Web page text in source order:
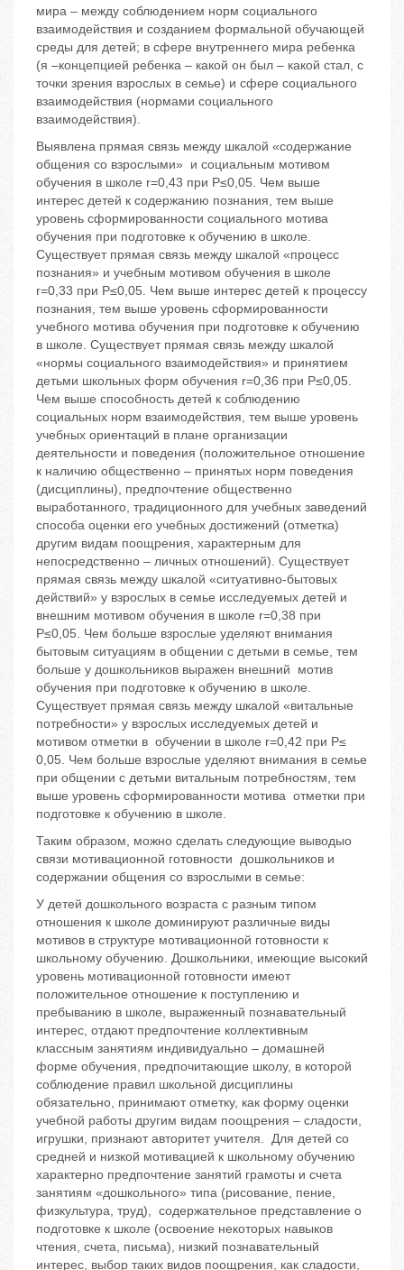
мира – между соблюдением норм социального
взаимодействия и созданием формальной обучающей
среды для детей; в сфере внутреннего мира ребенка
(я –концепцией ребенка – какой он был – какой стал, с
точки зрения взрослых в семье) и сфере социального
взаимодействия (нормами социального
взаимодействия).
Выявлена прямая связь между шкалой «содержание
общения со взрослыми» и социальным мотивом
обучения в школе r=0,43 при Р≤0,05. Чем выше
интерес детей к содержанию познания, тем выше
уровень сформированности социального мотива
обучения при подготовке к обучению в школе.
Существует прямая связь между шкалой «процесс
познания» и учебным мотивом обучения в школе
r=0,33 при Р≤0,05. Чем выше интерес детей к процессу
познания, тем выше уровень сформированности
учебного мотива обучения при подготовке к обучению
в школе. Существует прямая связь между шкалой
«нормы социального взаимодействия» и принятием
детьми школьных форм обучения r=0,36 при Р≤0,05.
Чем выше способность детей к соблюдению
социальных норм взаимодействия, тем выше уровень
учебных ориентаций в плане организации
деятельности и поведения (положительное отношение
к наличию общественно – принятых норм поведения
(дисциплины), предпочтение общественно
выработанного, традиционного для учебных заведений
способа оценки его учебных достижений (отметка)
другим видам поощрения, характерным для
непосредственно – личных отношений). Существует
прямая связь между шкалой «ситуативно-бытовых
действий» у взрослых в семье исследуемых детей и
внешним мотивом обучения в школе r=0,38 при
Р≤0,05. Чем больше взрослые уделяют внимания
бытовым ситуациям в общении с детьми в семье, тем
больше у дошкольников выражен внешний мотив
обучения при подготовке к обучению в школе.
Существует прямая связь между шкалой «витальные
потребности» у взрослых исследуемых детей и
мотивом отметки в обучении в школе r=0,42 при Р≤
0,05. Чем больше взрослые уделяют внимания в семье
при общении с детьми витальным потребностям, тем
выше уровень сформированности мотива отметки при
подготовке к обучению в школе.
Таким образом, можно сделать следующие выводыо
связи мотивационной готовности дошкольников и
содержании общения со взрослыми в семье:
У детей дошкольного возраста с разным типом
отношения к школе доминируют различные виды
мотивов в структуре мотивационной готовности к
школьному обучению. Дошкольники, имеющие высокий
уровень мотивационной готовности имеют
положительное отношение к поступлению и
пребыванию в школе, выраженный познавательный
интерес, отдают предпочтение коллективным
классным занятиям индивидуально – домашней
форме обучения, предпочитающие школу, в которой
соблюдение правил школьной дисциплины
обязательно, принимают отметку, как форму оценки
учебной работы другим видам поощрения – сладости,
игрушки, признают авторитет учителя. Для детей со
средней и низкой мотивацией к школьному обучению
характерно предпочтение занятий грамоты и счета
занятиям «дошкольного» типа (рисование, пение,
физкультура, труд), содержательное представление о
подготовке к школе (освоение некоторых навыков
чтения, счета, письма), низкий познавательный
интерес, выбор таких видов поощрения, как сладости,